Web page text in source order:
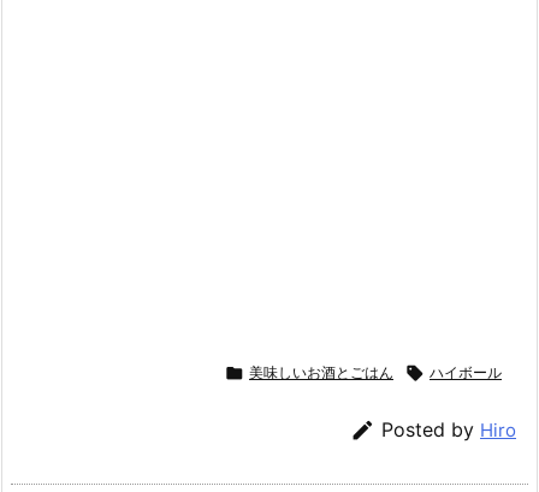
 美味しいお酒とごはん  ハイボール
 Posted by Hiro